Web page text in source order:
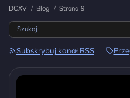
DCXV / Blog / Strona 9
Subskrybuj kanał RSS